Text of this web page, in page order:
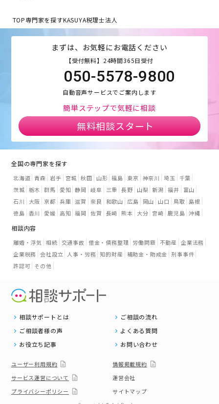
TOP専門家を探すKASUYA税理士法人
まずは、お気軽にお電話ください
【受付無料】24時間365日受付
050-5578-9800
自動音声サービスでご案内します
簡単ステップで気軽に相談
無料相談スタート
全国の専門家を探す
北海道 青森 岩手 宮城 秋田 山形 福島 東京 神奈川 埼玉
千葉
茨城 栃木 群馬 愛知 静岡 岐阜 三重 長野 山梨 新潟 福井
富山
石川
大阪 京都 兵庫 滋賀 奈良 和歌山 広島 岡山 山口 鳥取
島根
徳島 香川 愛媛 高知 福岡 佐賀 長崎 熊本 大分 宮崎 鹿児島 沖縄
相談内容
離婚・浮気 相続 交通事故 借金・債務整理 労働問題 不動産 企業法務
企業税務 会社設立 人事・労務 知的財産 補助金・助成金 刑事事件
許認可 その他
相談サポートとは
ご相談の流れ
ご相談者様の声
よくある質問
お役立ち記事
お問い合わせ
ユーザー利用規約
情報掲載規約
サービス運営について
運営会社
プライバシーポリシー
サイトマップ